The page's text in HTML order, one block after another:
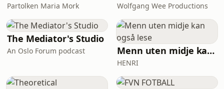
Partolken Maria Mork Wolfgang Wee Productions
The Mediator's Studio
An Oslo Forum podcast Menn uten midje kan også lese
HENRI